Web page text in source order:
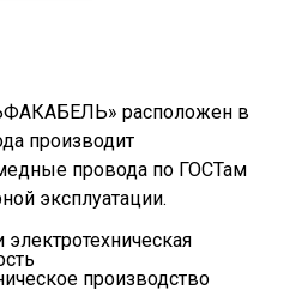
расположен в
производит
провода по ГОСТам
эксплуатации.
электротехническая
производство